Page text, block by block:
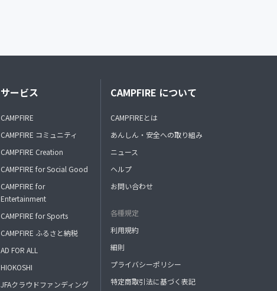
サービス
CAMPFIRE
CAMPFIRE コミュニティ
CAMPFIRE Creation
CAMPFIRE for Social Good
CAMPFIRE for
Entertainment
CAMPFIRE for Sports
CAMPFIRE ふるさと納税
AD FOR ALL
HIOKOSHI
JFAクラウドファンディング
CAMPFIRE について
CAMPFIREとは
あんしん・安全への取り組み
ニュース
ヘルプ
お問い合わせ
各種規定
利用規約
細則
プライバシーポリシー
特定商取引法に基づく表記